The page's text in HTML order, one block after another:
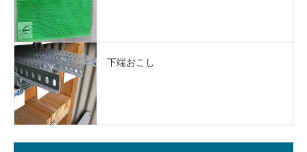
下端おこし